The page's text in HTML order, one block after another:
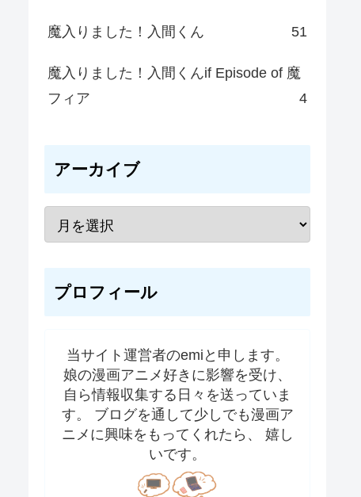
魔入りました！入間くん 51
魔入りました！入間くんif Episode of 魔
フィア
4
アーカイブ
プロフィール
当サイト運営者のemiと申します。
娘の漫画アニメ好きに影響を受け、
自ら情報収集する日々を送っていま
す。 ブログを通して少しでも漫画ア
ニメに興味をもってくれたら、 嬉し
いです。